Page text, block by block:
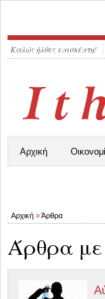
Καλώς ήλθες επισκέπτη!
Αρχική
Αρχική »Άρθρα
Άρθρα